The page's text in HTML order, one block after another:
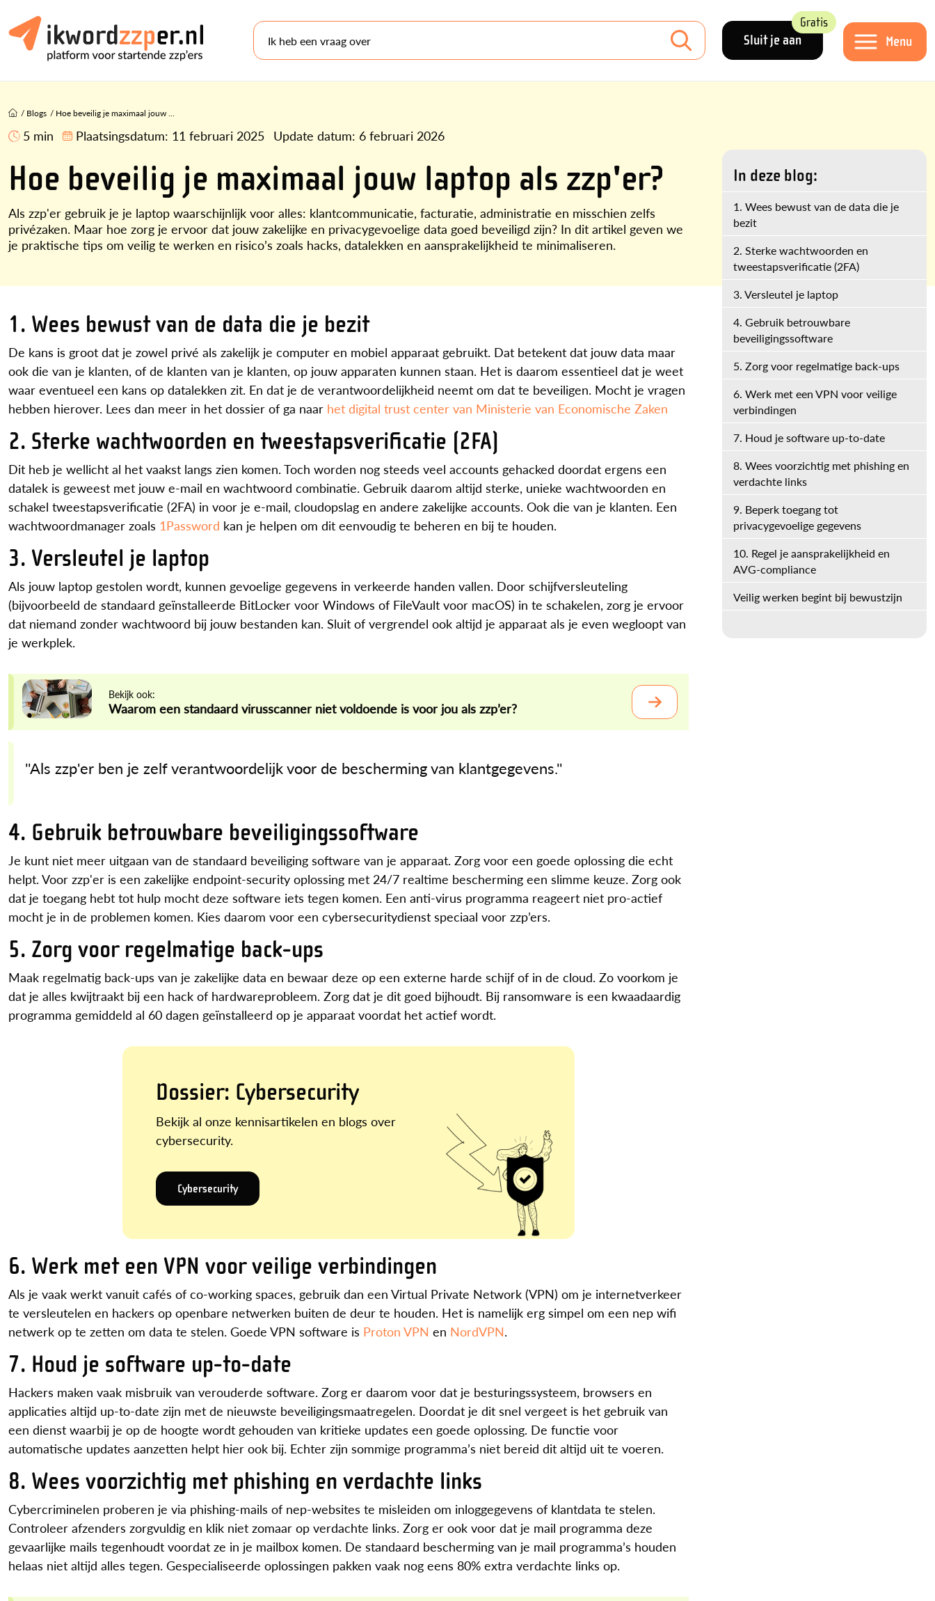
Sluit je aan
Gratis
Menu
Ik heb een vraag over
/ Blogs / Hoe beveilig je maximaal jouw ...
5 min Plaatsingsdatum: 11 februari 2025 Update datum: 6 februari 2026
Hoe beveilig je maximaal jouw laptop als zzp'er?
Als zzp'er gebruik je je laptop waarschijnlijk voor alles: klantcommunicatie, facturatie, administratie en misschien zelfs
privézaken. Maar hoe zorg je ervoor dat jouw zakelijke en privacygevoelige data goed beveiligd zijn? In dit artikel geven we
je praktische tips om veilig te werken en risico’s zoals hacks, datalekken en aansprakelijkheid te minimaliseren.
In deze blog:
1. Wees bewust van de data die je
bezit
2. Sterke wachtwoorden en
tweestapsverificatie (2FA)
3. Versleutel je laptop
4. Gebruik betrouwbare
beveiligingssoftware
5. Zorg voor regelmatige back-ups
6. Werk met een VPN voor veilige
verbindingen
7. Houd je software up-to-date
8. Wees voorzichtig met phishing en
verdachte links
9. Beperk toegang tot
privacygevoelige gegevens
10. Regel je aansprakelijkheid en
AVG-compliance
Veilig werken begint bij bewustzijn
1. Wees bewust van de data die je bezit
De kans is groot dat je zowel privé als zakelijk je computer en mobiel apparaat gebruikt. Dat betekent dat jouw data maar
ook die van je klanten, of de klanten van je klanten, op jouw apparaten kunnen staan. Het is daarom essentieel dat je weet
waar eventueel een kans op datalekken zit. En dat je de verantwoordelijkheid neemt om dat te beveiligen. Mocht je vragen
hebben hierover. Lees dan meer in het dossier of ga naar het digital trust center van Ministerie van Economische Zaken
2. Sterke wachtwoorden en tweestapsverificatie (2FA)
Dit heb je wellicht al het vaakst langs zien komen. Toch worden nog steeds veel accounts gehacked doordat ergens een
datalek is geweest met jouw e-mail en wachtwoord combinatie. Gebruik daarom altijd sterke, unieke wachtwoorden en
schakel tweestapsverificatie (2FA) in voor je e-mail, cloudopslag en andere zakelijke accounts. Ook die van je klanten. Een
wachtwoordmanager zoals 1Password kan je helpen om dit eenvoudig te beheren en bij te houden.
3. Versleutel je laptop
Als jouw laptop gestolen wordt, kunnen gevoelige gegevens in verkeerde handen vallen. Door schijfversleuteling
(bijvoorbeeld de standaard geïnstalleerde BitLocker voor Windows of FileVault voor macOS) in te schakelen, zorg je ervoor
dat niemand zonder wachtwoord bij jouw bestanden kan. Sluit of vergrendel ook altijd je apparaat als je even wegloopt van
je werkplek.
Bekijk ook:
Waarom een standaard virusscanner niet voldoende is voor jou als zzp’er?
''Als zzp'er ben je zelf verantwoordelijk voor de bescherming van klantgegevens.''
4. Gebruik betrouwbare beveiligingssoftware
Je kunt niet meer uitgaan van de standaard beveiliging software van je apparaat. Zorg voor een goede oplossing die echt
helpt. Voor zzp'er is een zakelijke endpoint-security oplossing met 24/7 realtime bescherming een slimme keuze. Zorg ook
dat je toegang hebt tot hulp mocht deze software iets tegen komen. Een anti-virus programma reageert niet pro-actief
mocht je in de problemen komen. Kies daarom voor een cybersecuritydienst speciaal voor zzp’ers.
5. Zorg voor regelmatige back-ups
Maak regelmatig back-ups van je zakelijke data en bewaar deze op een externe harde schijf of in de cloud. Zo voorkom je
dat je alles kwijtraakt bij een hack of hardwareprobleem. Zorg dat je dit goed bijhoudt. Bij ransomware is een kwaadaardig
programma gemiddeld al 60 dagen geïnstalleerd op je apparaat voordat het actief wordt.
Dossier: Cybersecurity
Bekijk al onze kennisartikelen en blogs over
cybersecurity.
Cybersecurity
6. Werk met een VPN voor veilige verbindingen
Als je vaak werkt vanuit cafés of co-working spaces, gebruik dan een Virtual Private Network (VPN) om je internetverkeer
te versleutelen en hackers op openbare netwerken buiten de deur te houden. Het is namelijk erg simpel om een nep wifi
netwerk op te zetten om data te stelen. Goede VPN software is Proton VPN en NordVPN.
7. Houd je software up-to-date
Hackers maken vaak misbruik van verouderde software. Zorg er daarom voor dat je besturingssysteem, browsers en
applicaties altijd up-to-date zijn met de nieuwste beveiligingsmaatregelen. Doordat je dit snel vergeet is het gebruik van
een dienst waarbij je op de hoogte wordt gehouden van kritieke updates een goede oplossing. De functie voor
automatische updates aanzetten helpt hier ook bij. Echter zijn sommige programma’s niet bereid dit altijd uit te voeren.
8. Wees voorzichtig met phishing en verdachte links
Cybercriminelen proberen je via phishing-mails of nep-websites te misleiden om inloggegevens of klantdata te stelen.
Controleer afzenders zorgvuldig en klik niet zomaar op verdachte links. Zorg er ook voor dat je mail programma deze
gevaarlijke mails tegenhoudt voordat ze in je mailbox komen. De standaard bescherming van je mail programma’s houden
helaas niet altijd alles tegen. Gespecialiseerde oplossingen pakken vaak nog eens 80% extra verdachte links op.